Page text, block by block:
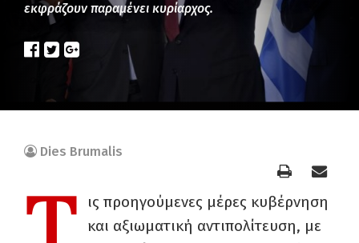
εκφράζουν παραμένει κυρίαρχος.
Dies Brumalis
ις προηγούμενες μέρες κυβέρνηση
και αξιωματική αντιπολίτευση, με